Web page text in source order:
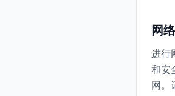
网
进行
和安
网。